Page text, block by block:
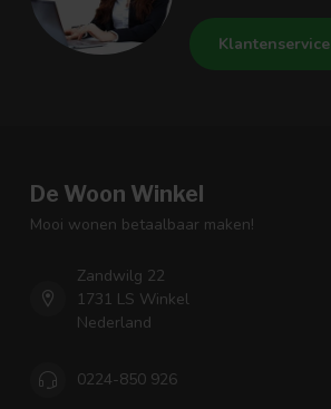
Klantenservice
De Woon Winkel
Mooi wonen betaalbaar maken!
Zandwilg 22
1731 LS Winkel
Nederland
0224-850 926